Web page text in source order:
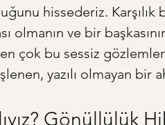
hissederiz. Karşılık
olmanın ve bir
çok bu sessiz
yazılı olmayan bir
Gönüllülük